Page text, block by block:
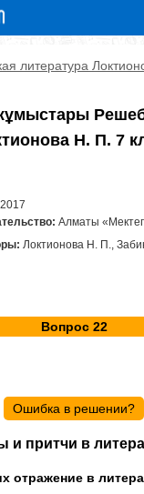
литература
Н. П. 7
2017
Алматы
Локтионова Н. П.,
Вопрос 22
Ошибка в решении?
и притчи в
отражение в